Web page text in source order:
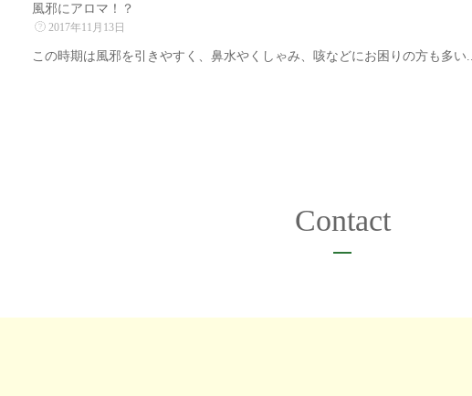
風邪にアロマ！？
2017年11月13日
この時期は風邪を引きやすく、鼻水やくしゃみ、咳などにお困りの方も多い...
Contact